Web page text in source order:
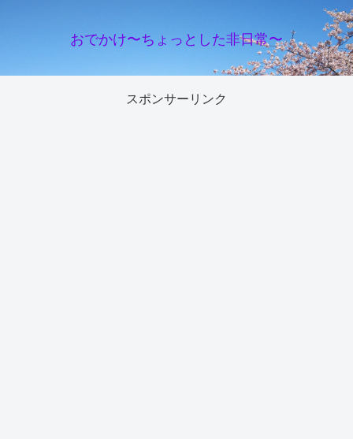
おでかけ〜ちょっとした非日常〜
スポンサーリンク